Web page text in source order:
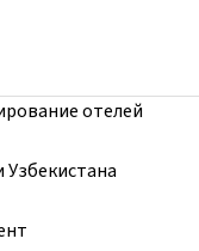
отелей
Узбекистана